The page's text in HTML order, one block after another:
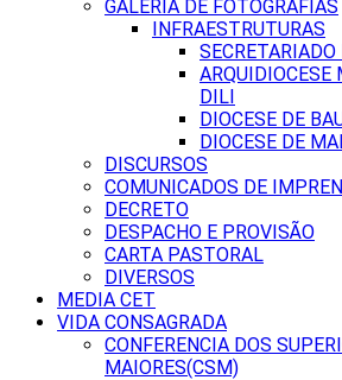
GALERIA DE FOTOGRAFIAS
INFRAESTRUTURAS
SECRETARIADO
DILI
DIOCESE DE
DIOCESE DE
DISCURSOS
COMUNICADOS DE
DECRETO
DESPACHO E PROVISÃO
CARTA PASTORAL
DIVERSOS
MEDIA CET
VIDA CONSAGRADA
CONFERENCIA DOS
MAIORES(CSM)